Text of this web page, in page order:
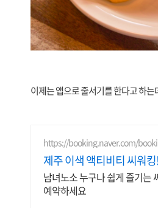
이제는 앱으로 줄서기를 한다고 하
https://booking.naver.com/
제주 이색 액티비티 씨워
남녀노소 누구나 쉽게 즐기는
예약하세요